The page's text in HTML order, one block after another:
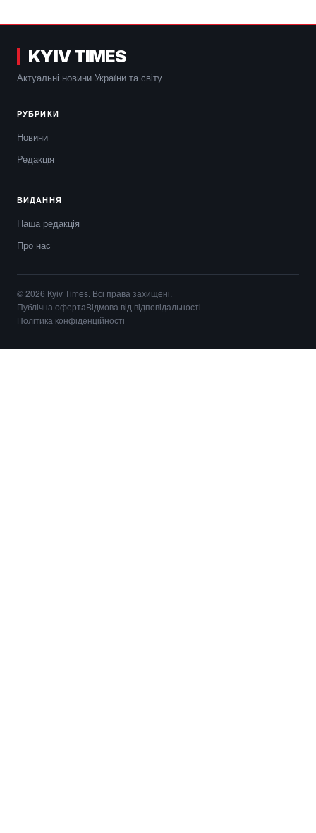
KYIV TIMES
Актуальні новини України та світу
РУБРИКИ
Новини
Редакція
ВИДАННЯ
Наша редакція
Про нас
© 2026 Kyiv Times. Всі права захищені.
Публічна офертаВідмова від відповідальності
Політика конфіденційності